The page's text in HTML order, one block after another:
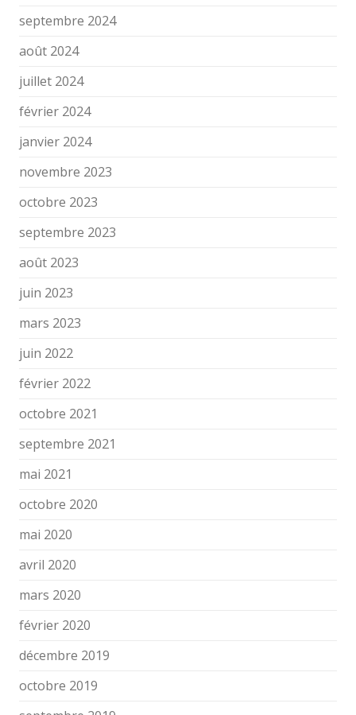
septembre 2024
août 2024
juillet 2024
février 2024
janvier 2024
novembre 2023
octobre 2023
septembre 2023
août 2023
juin 2023
mars 2023
juin 2022
février 2022
octobre 2021
septembre 2021
mai 2021
octobre 2020
mai 2020
avril 2020
mars 2020
février 2020
décembre 2019
octobre 2019